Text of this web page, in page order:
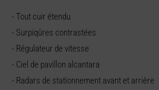
- Tout cuir étendu
- Surpiqûres contrastées
- Régulateur de vitesse
- Ciel de pavillon alcantara
- Radars de stationnement avant et arrière